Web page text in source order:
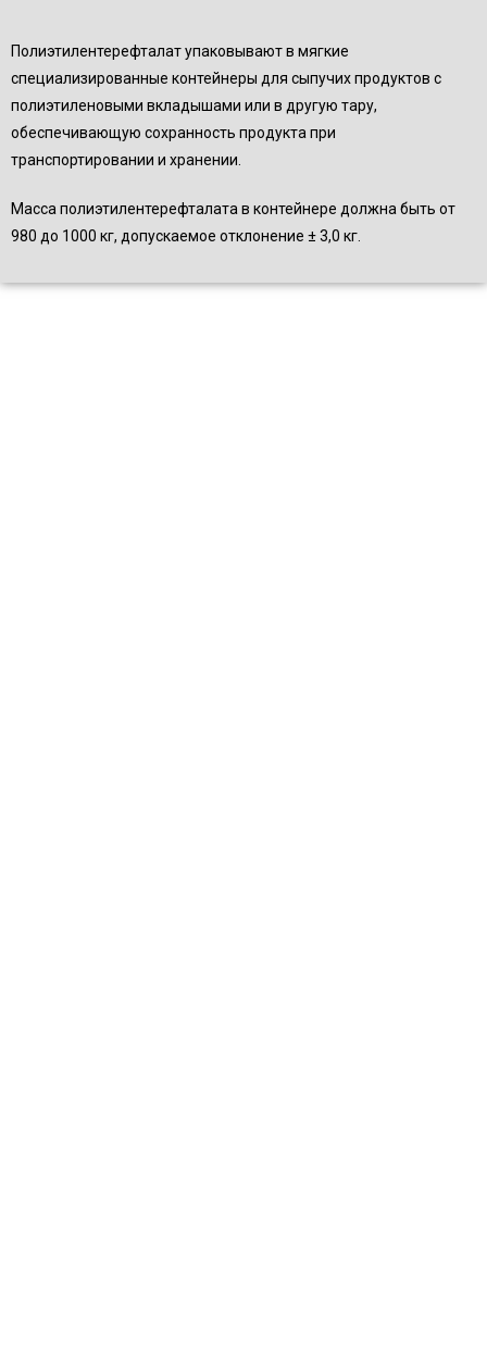
Полиэтилентерефталат упаковывают в мягкие
специализированные контейнеры для сыпучих продуктов с
полиэтиленовыми вкладышами или в другую тару,
обеспечивающую сохранность продукта при
транспортировании и хранении.
Масса полиэтилентерефталата в контейнере должна быть от
980 до 1000 кг, допускаемое отклонение ± 3,0 кг.